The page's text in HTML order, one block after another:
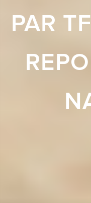
PAR